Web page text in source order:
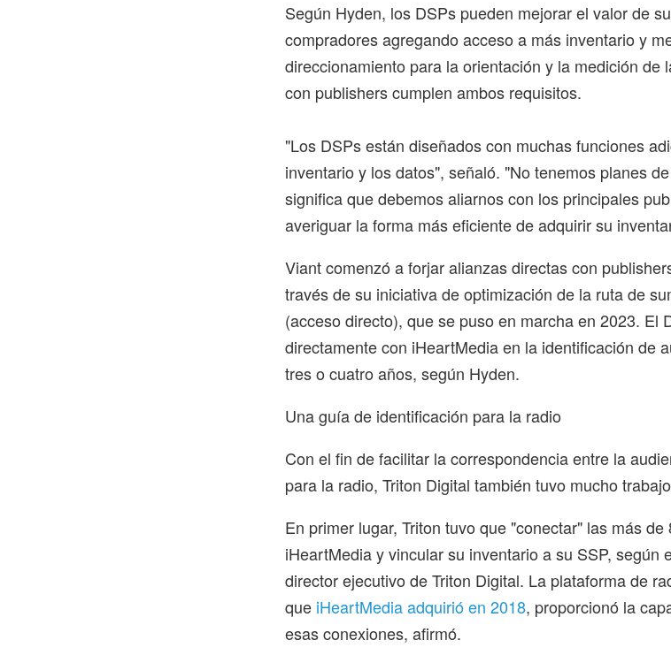
Según Hyden, los DSPs pueden mejorar el valor de
compradores agregando acceso a más inventario y
direccionamiento para la orientación y la medición de
con publishers cumplen ambos requisitos.
"Los DSPs están diseñados con muchas funciones
inventario y los datos", señaló. "No tenemos planes
significa que debemos aliarnos con los principales
averiguar la forma más eficiente de adquirir su
Viant comenzó a forjar alianzas directas con
través de su iniciativa de optimización de la ruta de
(acceso directo), que se puso en marcha en 2023. El
directamente con iHeartMedia en la identificación de
tres o cuatro años, según Hyden.
Una guía de identificación para la radio
Con el fin de facilitar la correspondencia entre la
para la radio, Triton Digital también tuvo mucho
En primer lugar, Triton tuvo que "conectar" las más
iHeartMedia y vincular su inventario a su SSP, según
director ejecutivo de Triton Digital. La plataforma de
que iHeartMedia adquirió en 2018, proporcionó la
esas conexiones, afirmó.